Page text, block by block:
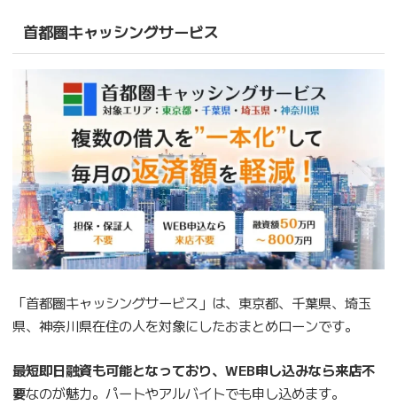
首都圏キャッシングサービス
「首都圏キャッシングサービス」は、東京都、千葉県、埼玉
県、神奈川県在住の人を対象にしたおまとめローンです。
最短即日融資も可能となっており、WEB申し込みなら来店不
要なのが魅力。パートやアルバイトでも申し込めます。